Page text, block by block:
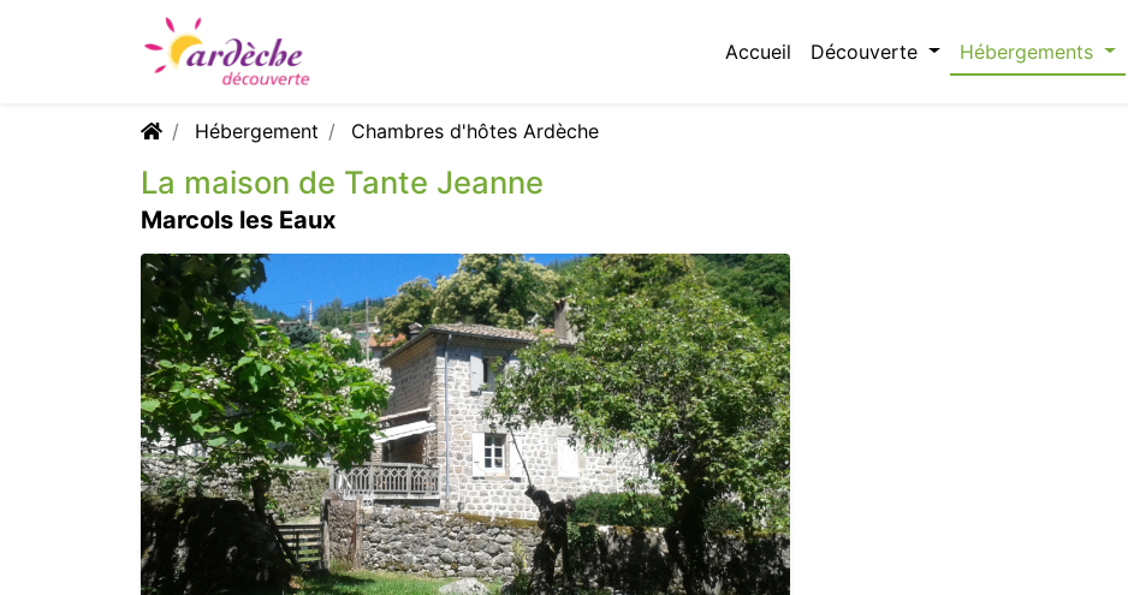
Accueil Découverte Hébergements
Hébergement Chambres d'hôtes Ardèche
La maison de Tante Jeanne
Marcols les Eaux